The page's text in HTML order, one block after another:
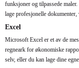
funksjoner og tilpassede
lage profesjonelle
Excel
Microsoft Excel er et av de
regneark for økonomiske
selv, eller du kan lage dine